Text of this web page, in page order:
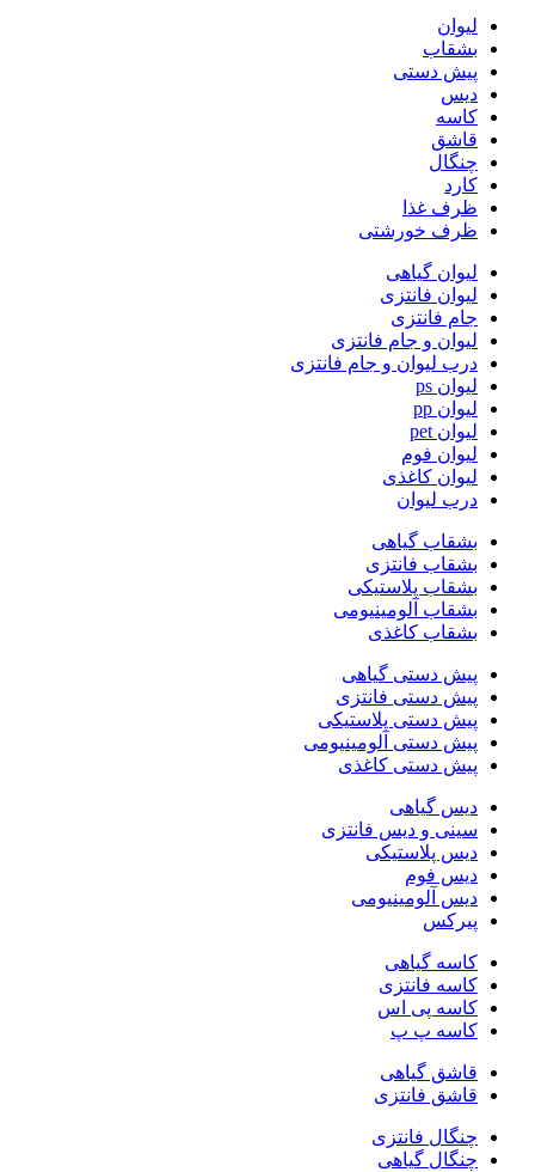
لیوان
بشقاب
پیش دستی
دیس
کاسه
قاشق
چنگال
کارد
ظرف غذا
ظرف خورشتی
لیوان گیاهی
لیوان فانتزی
جام فانتزی
لیوان و جام فانتزی
درب لیوان و جام فانتزی
لیوان ps
لیوان pp
لیوان pet
لیوان فوم
لیوان کاغذی
درب لیوان
بشقاب گیاهی
بشقاب فانتزی
بشقاب پلاستیکی
بشقاب آلومینیومی
بشقاب کاغذی
پیش دستی گیاهی
پیش دستی فانتزی
پیش دستی پلاستیکی
پیش دستی آلومینیومی
پیش دستی کاغذی
دیس گیاهی
سینی و دیس فانتزی
دیس پلاستیکی
دیس فوم
دیس آلومینیومی
پیرکس
کاسه گیاهی
کاسه فانتزی
کاسه پی اس
کاسه پ پ
قاشق گیاهی
قاشق فانتزی
چنگال فانتزی
چنگال گیاهی